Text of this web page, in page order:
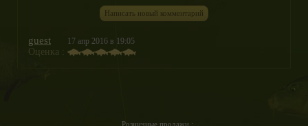
Написать новый комментарий
guest 17 апр 2016 в 19:05
Оценка :
Розничные продажи :